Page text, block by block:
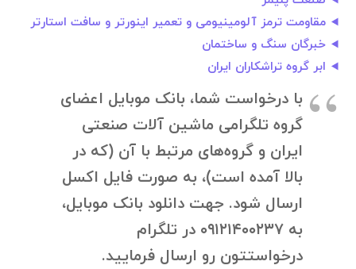
مقاومت ترمز آلومینیومی و تعمیر اینورتر و سافت استارتر
خبرگان سنگ و ساختمان
ابر گروه تراشکاران ایران
با درخواست شما، بانک موبایل اعضای
گروه تلگرامی ماشین آلات صنعتی
ایران و گروه‌های مرتبط با آن (که در
بالا آمده است)، به صورت فایل اکسل
ارسال شود. جهت دانلود بانک موبایل،
به ۰۹۱۲۱۴۰۰۲۳۷ در تلگرام
درخواستتون رو ارسال فرمایید.